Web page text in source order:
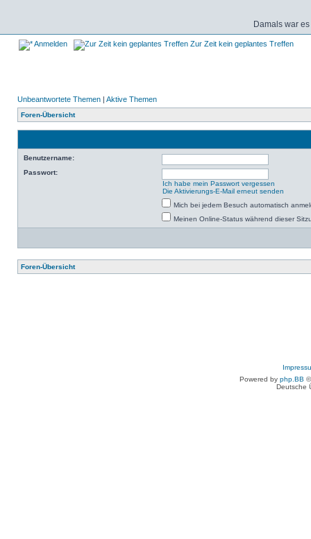
Damals war
Anmelden Zur Zeit kein geplantes Treffen
Unbeantwortete Themen | Aktive Themen
Foren-Übersicht
Benutzername:
Passwort:
Ich habe mein Passwort vergessen
Die Aktivierungs-E-Mail erneut senden
Mich bei jedem Besuch automatisch
Meinen Online-Status während dieser
Foren-Übersicht
Powered by php.BB
Deutsche